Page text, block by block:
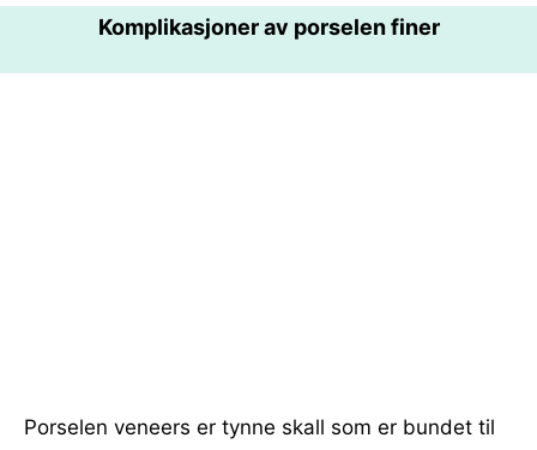
Helsebransjen Psykisk Helse Folkehelse Og
Sikkerhet Kirurgi Og Prosedyrer Helse
Komplikasjoner av porselen finer
Porselen veneers er tynne skall som er bundet til